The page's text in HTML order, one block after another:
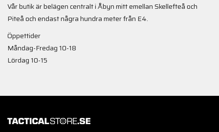
Vår butik är belägen centralt i Åbyn mitt emellan Skellefteå och
Piteå och endast några hundra meter från E4.
Öppettider
Måndag-Fredag 10-18
Lördag 10-15